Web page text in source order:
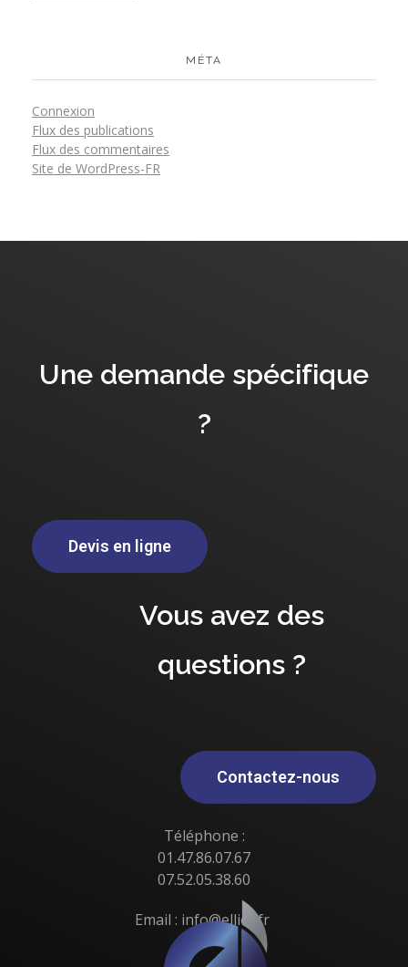
MÉTA
Connexion
Flux des publications
Flux des commentaires
Site de WordPress-FR
Une demande spécifique
?
Devis en ligne
Vous avez des
questions ?
Contactez-nous
Téléphone :
01.47.86.07.67
07.52.05.38.60
Email : info@elliot.fr